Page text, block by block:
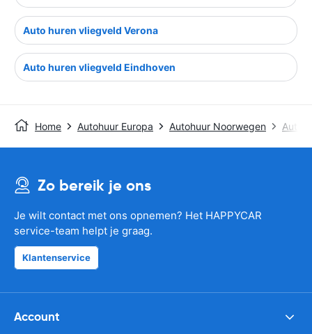
Auto huren vliegveld Verona
Auto huren vliegveld Eindhoven
Home Autohuur Europa Autohuur Noorwegen
Zo bereik je ons
Je wilt contact met ons opnemen? Het HAPPYCAR
service-team helpt je graag.
Klantenservice
Account